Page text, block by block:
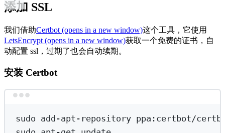
添加 SSL
我们借助Certbot (opens in a new window)这个工具，它使用
LetsEncrypt (opens in a new window)获取一个免费的证书，自
动配置 ssl，过期了也会自动续期。
安装 Certbot
sudo add-apt-repository ppa:certbot/